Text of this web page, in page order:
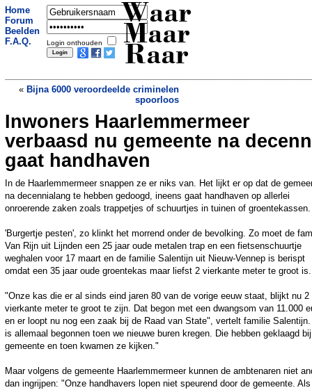
Home
Forum
Beelden
F.A.Q.
Login onthouden
Waar
Maar
Raar
« Bijna 6000 veroordeelde criminelen
spoorloos
Man ramt winkelpand na poging diefstal
van een auto»
Inwoners Haarlemmermeer
verbaasd nu gemeente na
gaat handhaven
In de Haarlemmermeer snappen ze er niks van. Het lijkt er op dat de
na decennialang te hebben gedoogd, ineens gaat handhaven op allerlei
onroerende zaken zoals trappetjes of schuurtjes in tuinen of groentekassen.
'Burgertje pesten', zo klinkt het morrend onder de bevolking. Zo moet de
Van Rijn uit Lijnden een 25 jaar oude metalen trap en een fietsenschuurtje
weghalen voor 17 maart en de familie Salentijn uit Nieuw-Vennep is berispt
omdat een 35 jaar oude groentekas maar liefst 2 vierkante meter te groot is.
"Onze kas die er al sinds eind jaren 80 van de vorige eeuw staat, blijkt nu 2
vierkante meter te groot te zijn. Dat begon met een dwangsom van 11.000
en er loopt nu nog een zaak bij de Raad van State", vertelt familie
is allemaal begonnen toen we nieuwe buren kregen. Die hebben geklaagd
gemeente en toen kwamen ze kijken."
Maar volgens de gemeente Haarlemmermeer kunnen de ambtenaren niet
dan ingrijpen: "Onze handhavers lopen niet speurend door de gemeente.